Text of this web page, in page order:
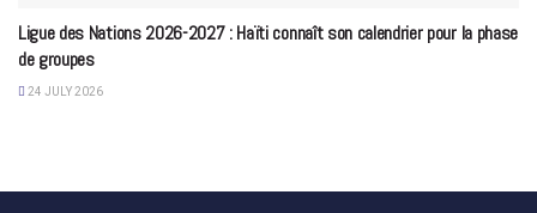
Ligue des Nations 2026-2027 : Haïti connaît son calendrier pour la phase
de groupes
24 JULY 2026